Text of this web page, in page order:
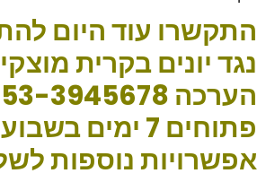
התקשרו עוד היום
נגד יונים בקרית
פתוחים 7 ימים
אפשרויות נוספות